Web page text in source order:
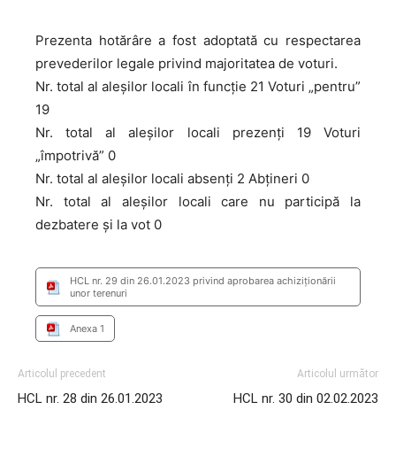
Prezenta hotărâre a fost adoptată cu respectarea
prevederilor legale privind majoritatea de voturi.
Nr. total al aleșilor locali în funcție 21 Voturi „pentru”
19
Nr. total al aleșilor locali prezenți 19 Voturi
„împotrivă” 0
Nr. total al aleșilor locali absenți 2 Abțineri 0
Nr. total al aleșilor locali care nu participă la
dezbatere și la vot 0
HCL nr. 29 din 26.01.2023 privind aprobarea achiziționării
unor terenuri
Anexa 1
Articolul precedent
HCL nr. 28 din 26.01.2023
Articolul următor
HCL nr. 30 din 02.02.2023